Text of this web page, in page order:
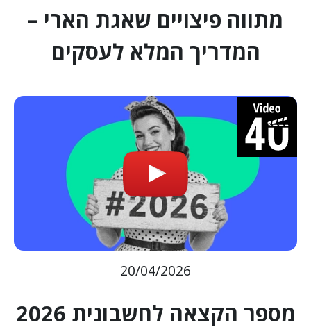
מתווה פיצויים שאגת הארי –
המדריך המלא לעסקים
20/04/2026
מספר הקצאה לחשבונית 2026